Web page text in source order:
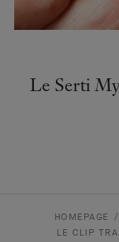
Le Serti
HOMEPAGE
LE CLIP